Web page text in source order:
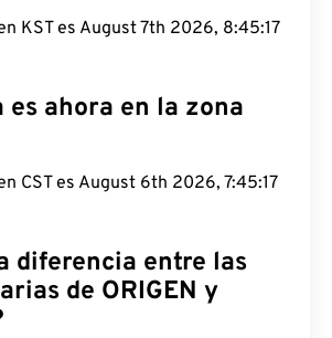
KST es August 7th 2026, 8:45:18
es ahora en la zona
CST es August 6th 2026, 7:45:18
diferencia entre las
de ORIGEN y